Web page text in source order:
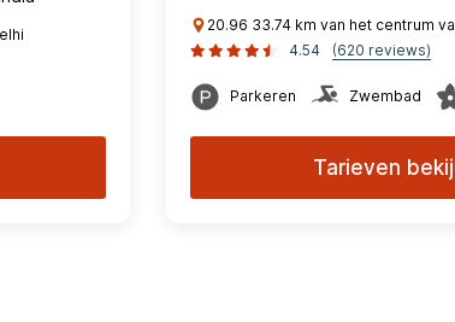
20.96 33.74 km van het centrum
4.54
(620 reviews)
Parkeren Zwembad
Tarieven